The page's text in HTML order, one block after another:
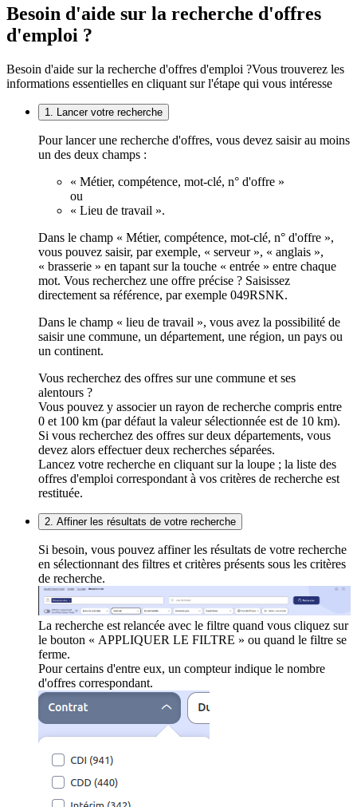
Besoin d'aide sur la recherche d'offres
d'emploi ?
Besoin d'aide sur la recherche d'offres d'emploi ?Vous trouverez les
informations essentielles en cliquant sur l'étape qui vous intéresse
1. Lancer votre recherche
Pour lancer une recherche d'offres, vous devez saisir au moins
un des deux champs :
« Métier, compétence, mot-clé, n° d'offre »
ou
« Lieu de travail ».
Dans le champ « Métier, compétence, mot-clé, n° d'offre »,
vous pouvez saisir, par exemple, « serveur », « anglais »,
« brasserie » en tapant sur la touche « entrée » entre chaque
mot. Vous recherchez une offre précise ? Saisissez
directement sa référence, par exemple 049RSNK.
Dans le champ « lieu de travail », vous avez la possibilité de
saisir une commune, un département, une région, un pays ou
un continent.
Vous recherchez des offres sur une commune et ses
alentours ?
Vous pouvez y associer un rayon de recherche compris entre
0 et 100 km (par défaut la valeur sélectionnée est de 10 km).
Si vous recherchez des offres sur deux départements, vous
devez alors effectuer deux recherches séparées.
Lancez votre recherche en cliquant sur la loupe ; la liste des
offres d'emploi correspondant à vos critères de recherche est
restituée.
2. Affiner les résultats de votre recherche
Si besoin, vous pouvez affiner les résultats de votre recherche
en sélectionnant des filtres et critères présents sous les critères
de recherche.
La recherche est relancée avec le filtre quand vous cliquez sur
le bouton « APPLIQUER LE FILTRE » ou quand le filtre se
ferme.
Pour certains d'entre eux, un compteur indique le nombre
d'offres correspondant.